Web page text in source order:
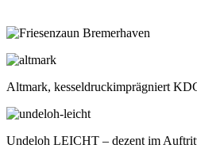
Altmark, kesseldruckimprägniert
Undeloh LEICHT – dezent im